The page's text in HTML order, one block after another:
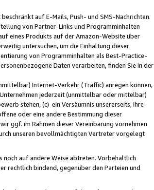
auf E-Mails, Push- und SMS-Nachrichten.
von Partner-Links und Programminhalten
eines Produkts auf der Amazon-Website über
untersuchen, um die Einhaltung dieser
von Programminhalten als Best-Practice-
Daten verarbeiten, finden Sie in der
Internet-Verkehr (Traffic) anregen können,
jederzeit (unmittelbar oder mittelbar)
stehen, (c) ein Versäumnis unsererseits, Ihre
oder eine andere Bestimmung dieser
ggf. im Rahmen dieser Vereinbarung vornehmen
unseren bevollmächtigten Vertreter vorgelegt
auf andere Weise abtreten. Vorbehaltlich
rechtlich bindend, gegenüber den Parteien und